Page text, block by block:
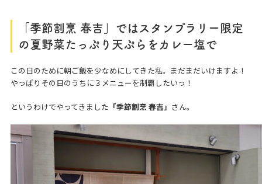
「季節割烹 春吉」ではスタンプラリー限定
の夏野菜たっぷり天ぷらをカレー塩で
この日のために朝ご飯を少なめにしてきた私。まだまだいけますよ！
やっぱりその日のうちに３メニューを制覇したいっ！
というわけでやってきました 「季節割烹 春吉」 さん。